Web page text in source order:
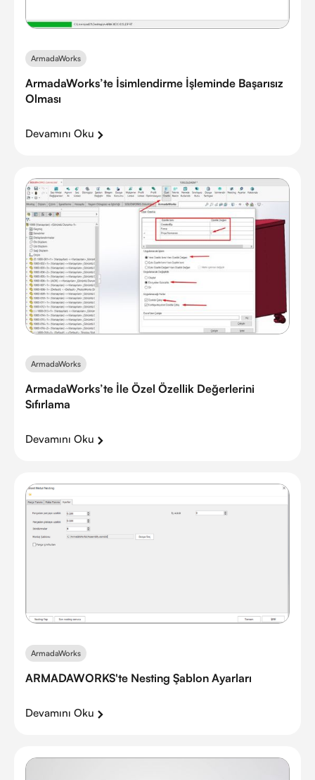
ArmadaWorks
ArmadaWorks’te İsimlendirme İşleminde Başarısız
Olması
Devamını Oku
ArmadaWorks
ArmadaWorks’te İle Özel Özellik Değerlerini
Sıfırlama
Devamını Oku
ArmadaWorks
ARMADAWORKS'te Nesting Şablon Ayarları
Devamını Oku